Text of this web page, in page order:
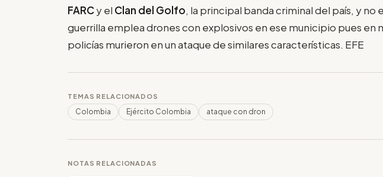
FARCy el Clan del Golfo, la principal banda criminal del país, y no
guerrilla emplea drones con explosivos en ese municipio pues en
policías murieron en un ataque de similares características. EFE
TEMAS RELACIONADOS
Colombia Ejército Colombia ataque con dron
NOTAS RELACIONADAS